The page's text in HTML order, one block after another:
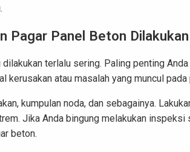
Pagar Panel Beton
terlalu sering. Paling penting
atau masalah yang muncul pada
kumpulan noda, dan sebagainya.
Jika Anda bingung melakukan inspeksi
beton.